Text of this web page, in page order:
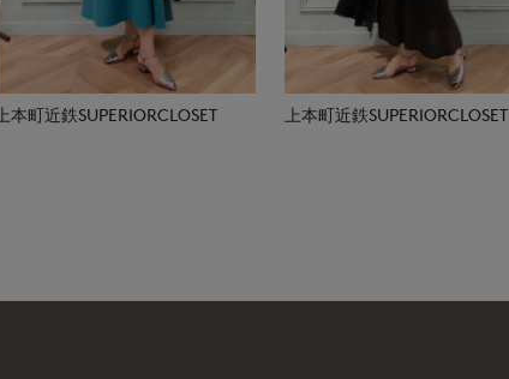
上本町近鉄SUPERIORCLOSET 上本町近鉄SUPERIORCLOSET